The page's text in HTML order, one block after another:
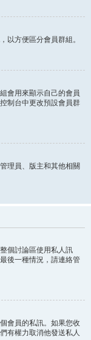
以方便區分會員群組。
會用來顯示自己的會員
制台中更改預設會員群
理員、版主和其他相關
個討論區使用私人訊
後一種情況，請連絡管
會員的私訊。如果您收
有權力取消他發送私人